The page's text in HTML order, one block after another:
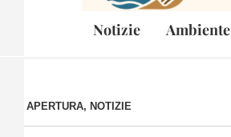
Notizie Ambiente
APERTURA, NOTIZIE